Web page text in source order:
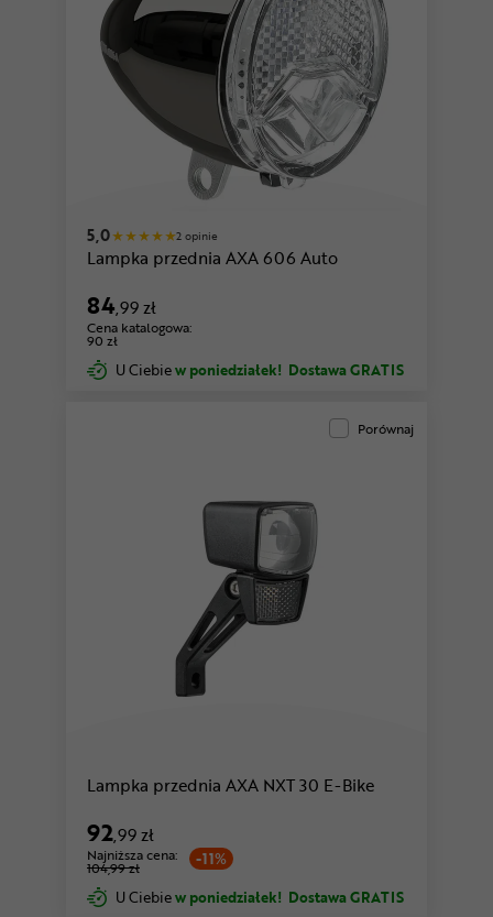
5,0 2 opinie
Lampka przednia AXA 606 Auto
84,99 zł
Cena katalogowa:
90 zł
U Ciebiew poniedziałek! Dostawa GRATIS
Porównaj
Lampka przednia AXA NXT 30 E-Bike
92,99 zł
-11%
Najniższa cena:
104,99 zł
U Ciebiew poniedziałek! Dostawa GRATIS